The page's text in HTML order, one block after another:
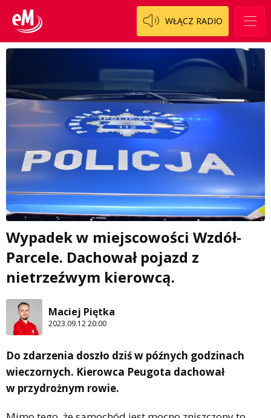
WŁĄCZ RADIO
Wypadek w miejscowości Wzdół-
Parcele. Dachował pojazd z
nietrzeźwym kierowcą.
Maciej Piętka
2023.09.12 20:00
Do zdarzenia doszło dziś w późnych godzinach
wieczornych. Kierowca Peugota dachował
w przydrożnym rowie.